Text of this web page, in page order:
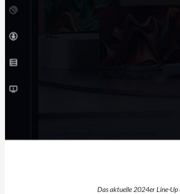
Das aktuelle 2024er Line-